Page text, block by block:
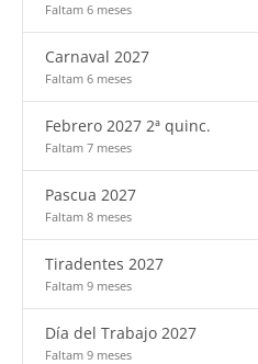
Faltam 6 meses
Carnaval 2027
Faltam 6 meses
Febrero 2027 2ª quinc.
Faltam 7 meses
Pascua 2027
Faltam 8 meses
Tiradentes 2027
Faltam 9 meses
Día del Trabajo 2027
Faltam 9 meses